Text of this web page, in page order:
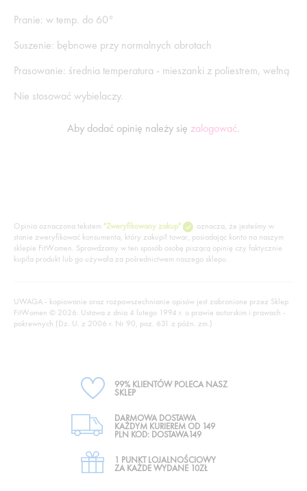
Pranie: w temp. do 60°
Suszenie: bębnowe przy normalnych obrotach
Prasowanie: średnia temperatura - mieszanki z poliestrem, wełną
Nie stosować wybielaczy.
Aby dodać opinię należy się zalogować.
Opinia oznaczona tekstem "Zweryfikowany zakup"
oznacza, że jesteśmy w
stanie zweryfikować konsumenta, który zakupił towar, posiadając konto na naszym
sklepie FitWomen. Sprawdzamy w ten sposób osobę piszącą opinię czy faktycznie
kupiła produkt lub go używała za pośrednictwem naszego sklepu.
UWAGA - kopiowanie oraz rozpowszechnianie opisów jest zabronione przez Sklep
FitWomen © 2026. Ustawa z dnia 4 lutego 1994 r. o prawie autorskim i prawach -
pokrewnych (Dz. U. z 2006 r. Nr 90, poz. 631 z późn. zm.)
99% KLIENTÓW POLECA NASZ
SKLEP
DARMOWA DOSTAWA
KAŻDYM KURIEREM OD 149
PLN KOD: DOSTAWA149
1 PUNKT LOJALNOŚCIOWY
ZA KAŻDE WYDANE 10ZŁ